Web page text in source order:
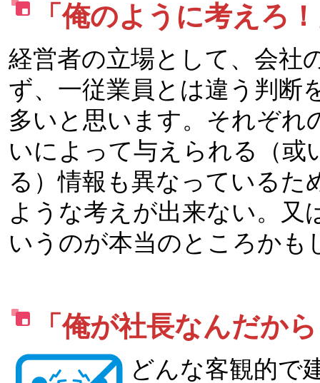
「俺のように考えろ
経営者の立場として、会社
ず、一従業員とは違う判断
多いと思います。それぞれ
いによって与えられる（或
る）情報も異なっているた
ような考えが出来ない。又
いうのが本当のところかも
「俺が社長なんだか
どんな客観的で